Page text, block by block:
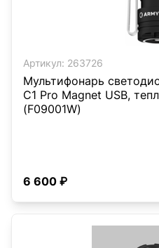
Артикул: 263726
Мультифонарь
C1 Pro Magnet USB,
(F09001W)
6 600 ₽